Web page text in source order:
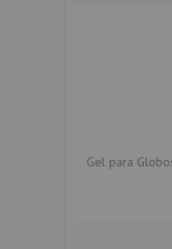
Gel para